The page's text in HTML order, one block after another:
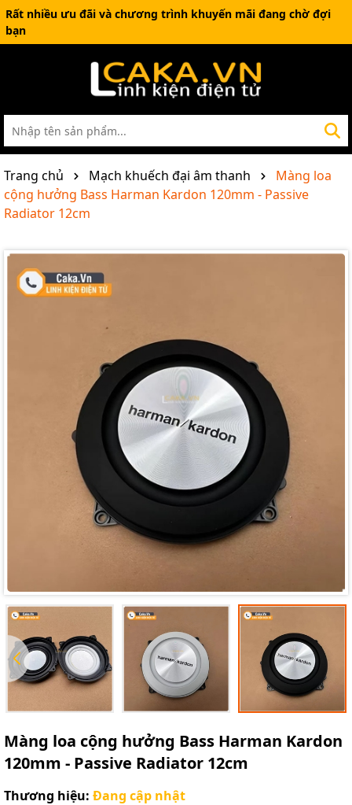
Rất nhiều ưu đãi và chương trình khuyến mãi đang chờ đợi
bạn
Trang chủ Mạch khuếch đại âm thanh
Màng loa
cộng hưởng Bass Harman Kardon 120mm - Passive
Radiator 12cm
Màng loa cộng hưởng Bass Harman Kardon
120mm - Passive Radiator 12cm
Thương hiệu: Đang cập nhật
Mã giảm giá:
Điều kiện: